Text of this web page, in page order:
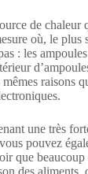
de chaleur
où, le plus
: les
raisons
une très
pouvez
que